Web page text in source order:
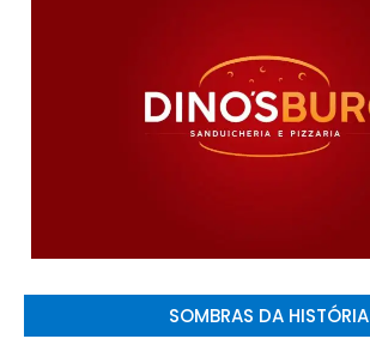
SOMBRAS DA HISTÓRIA